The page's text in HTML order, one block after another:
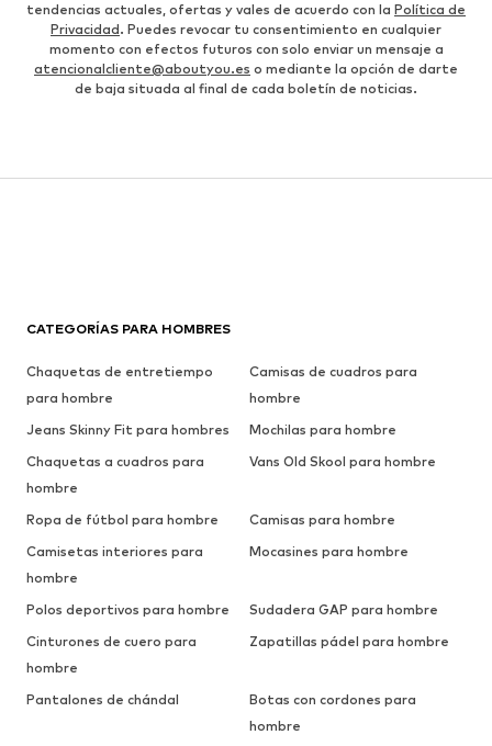
tendencias actuales, ofertas y vales de acuerdo con la Política de
Privacidad. Puedes revocar tu consentimiento en cualquier
momento con efectos futuros con solo enviar un mensaje a
atencionalcliente@aboutyou.es o mediante la opción de darte
de baja situada al final de cada boletín de noticias.
CATEGORÍAS PARA HOMBRES
Chaquetas de entretiempo
para hombre
Camisas de cuadros para
hombre
Jeans Skinny Fit para hombres
Mochilas para hombre
Chaquetas a cuadros para
hombre
Vans Old Skool para hombre
Ropa de fútbol para hombre
Camisas para hombre
Camisetas interiores para
hombre
Mocasines para hombre
Polos deportivos para hombre
Sudadera GAP para hombre
Cinturones de cuero para
hombre
Zapatillas pádel para hombre
Pantalones de chándal
Botas con cordones para
hombre